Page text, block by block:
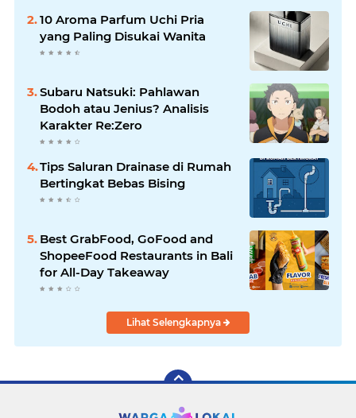
10 Aroma Parfum Uchi Pria
yang Paling Disukai Wanita
Subaru Natsuki: Pahlawan
Bodoh atau Jenius? Analisis
Karakter Re:Zero
Tips Saluran Drainase di Rumah
Bertingkat Bebas Bising
Best GrabFood, GoFood and
ShopeeFood Restaurants in Bali
for All-Day Takeaway
Lihat Selengkapnya